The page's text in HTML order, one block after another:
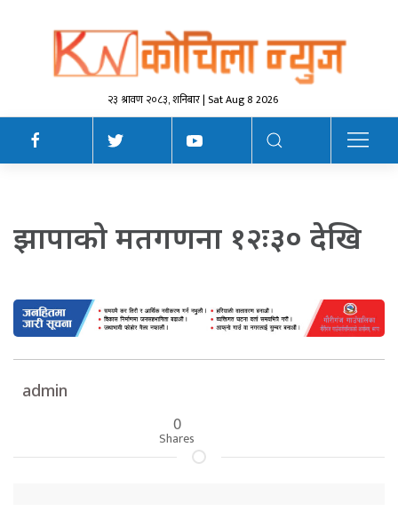
२३ श्रावण २०८३, शनिबार | Sat Aug 8 2026
झापाको मतगणना १२ः३० देखि
admin
0
Shares